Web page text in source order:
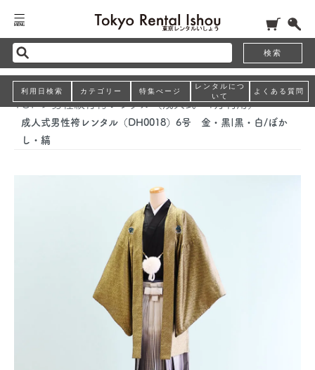
検索
利用日検索 カテゴリー 特集ぺージ
レンタルにつ
いて
よくある質問
TOP>男性紋付袴レンタル（成人式・1月利用）
成人式男性袴レンタル（DH0018）6号 金・黒|黒・白/ぼか
し・縞